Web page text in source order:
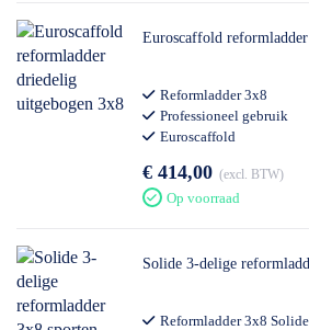
Euroscaffold
Reformladder 3x8
Professioneel gebruik
Euroscaffold
€ 414,00 excl. BTW
Op voorraad
Solide 3-delige
Reformladder 3x8 Solide